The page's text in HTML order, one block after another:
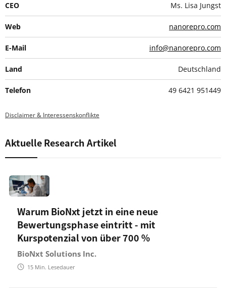
CEO Ms. Lisa Jungst
Web nanorepro.com
E-Mail info@nanorepro.com
Land Deutschland
Telefon 49 6421 951449
Disclaimer & Interessenskonflikte
Aktuelle Research Artikel
Warum BioNxt jetzt in eine neue
Bewertungsphase eintritt - mit
Kurspotenzial von über 700 %
BioNxt Solutions Inc.
15 Min. Lesedauer